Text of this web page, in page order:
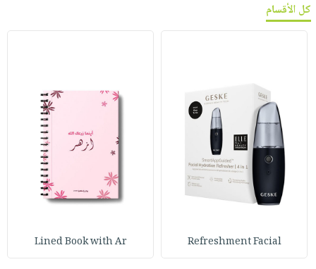
كل الأقسام
Refreshment Facial
Lined Book with Ar